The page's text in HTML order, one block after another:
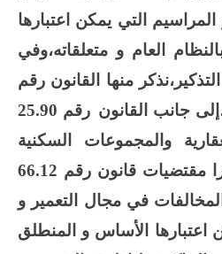
التي يمكن اعتبارها
العام و متعلقاته،وفي
منها
القانون رقم
رقم 25.90
والمجموعات السكنية
وتقسيم العقارات،وأخيرا مقتضيات قانون رقم 66.12
في مجال التعمير و
اعتبارها الأساس و المنطلق